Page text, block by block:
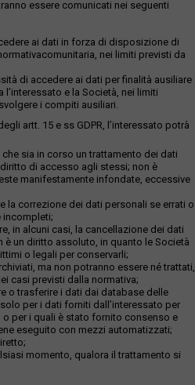
essere comunicati nei seguenti
ai dati in forza di disposizione di
nei limiti previsti da
di accedere ai dati per finalità ausiliare
e la Società, nei limiti
i compiti ausiliari.
artt. 15 e ss GDPR, l’interessato potrà
sia in corso un trattamento dei dati
di accesso agli stessi; non è
manifestamente infondate, eccessive
la correzione dei dati personali se errati o
incompleti;
in alcuni casi, la cancellazione dei dati
un diritto assoluto, in quanto le Società
o legali per conservarli;
ma non potranno essere né trattati,
casi previsti dalla normativa;
o trasferire i dati dai database delle
per i dati forniti dall’interessato per
o per i quali è stato fornito consenso e
eseguito con mezzi automatizzati;
momento, qualora il trattamento si